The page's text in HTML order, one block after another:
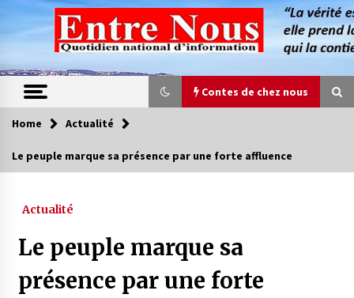
content
Contes de chez nous
Contes de chez nous
Magie de sorcier
Home Actualité
Le peuple marque sa présence par une forte affluence
Actualité
Le peuple marque sa
présence par une forte